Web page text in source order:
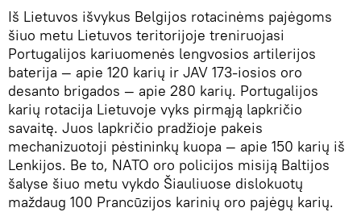
Iš Lietuvos išvykus Belgijos rotacinėms pajėgoms
šiuo metu Lietuvos teritorijoje treniruojasi
Portugalijos kariuomenės lengvosios artilerijos
baterija — apie 120 karių ir JAV 173-iosios oro
desanto brigados — apie 280 karių. Portugalijos
karių rotacija Lietuvoje vyks pirmąją lapkričio
savaitę. Juos lapkričio pradžioje pakeis
mechanizuotoji pėstininkų kuopa — apie 150 karių iš
Lenkijos. Be to, NATO oro policijos misiją Baltijos
šalyse šiuo metu vykdo Šiauliuose dislokuotų
maždaug 100 Prancūzijos karinių oro pajėgų karių.